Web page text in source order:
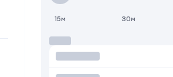
15м 30м